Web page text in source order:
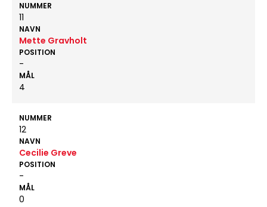
NUMMER
11
NAVN
Mette Gravholt
POSITION
-
MÅL
4
NUMMER
12
NAVN
Cecilie Greve
POSITION
-
MÅL
0